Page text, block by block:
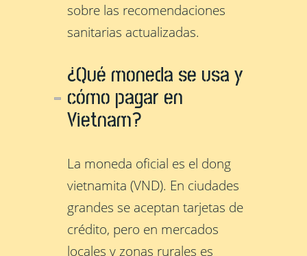
sobre las recomendaciones
sanitarias actualizadas.
¿Qué moneda se usa y
cómo pagar en
Vietnam?
La moneda oficial es el dong
vietnamita (VND). En ciudades
grandes se aceptan tarjetas de
crédito, pero en mercados
locales y zonas rurales es